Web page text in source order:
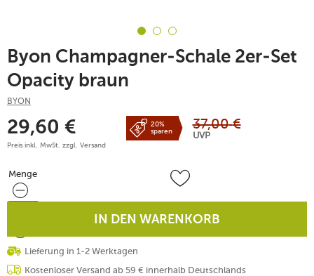
Byon Champagner-Schale 2er-Set
Opacity braun
BYON
29,60 €
Preis inkl. MwSt. zzgl. Versand
20%
sparen
37,00 €
UVP
Menge
Menge
IN DEN WARENKORB
Lieferung in 1-2 Werktagen
Kostenloser Versand ab 59 € innerhalb Deutschlands